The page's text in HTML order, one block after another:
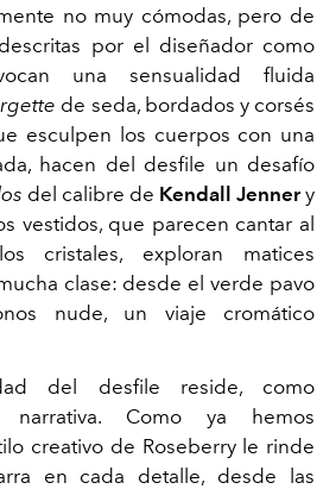
no muy cómodas, pero de
por el diseñador como
una sensualidad fluida
de seda, bordados y corsés
esculpen los cuerpos con una
hacen del desfile un desafío
del calibre de Kendall Jennery
vestidos, que parecen cantar al
cristales, exploran matices
clase: desde el verde pavo
nude, un viaje cromático
del desfile reside, como
Como ya hemos
creativo de Roseberry le rinde
en cada detalle, desde las